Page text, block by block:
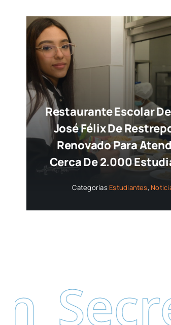
Restaurante Escolar
José Félix De
Renovado Para
Cerca De 2.000
Categorías Estudiantes,